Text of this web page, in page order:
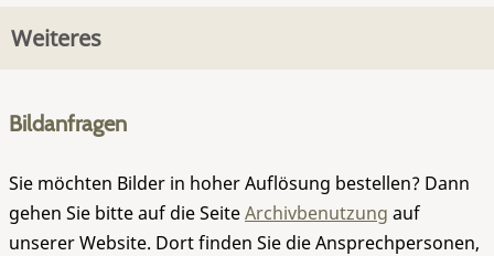
Weiteres
Bildanfragen
Sie möchten Bilder in hoher Auflösung bestellen? Dann
gehen Sie bitte auf die SeiteArchivbenutzung auf
unserer Website. Dort finden Sie die Ansprechpersonen,